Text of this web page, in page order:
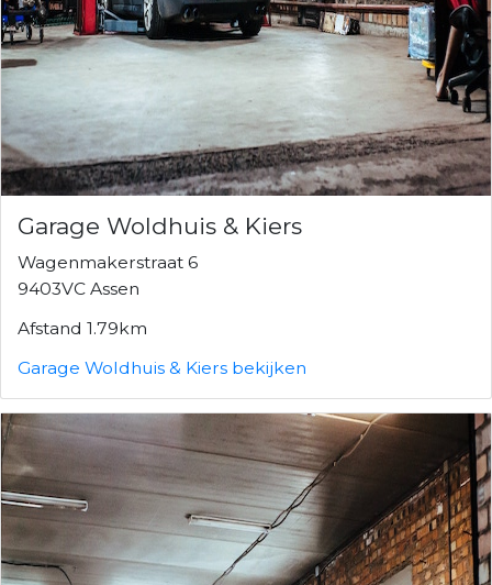
Garage Woldhuis & Kiers
Wagenmakerstraat 6
9403VC Assen
Afstand 1.79km
Garage Woldhuis & Kiers bekijken